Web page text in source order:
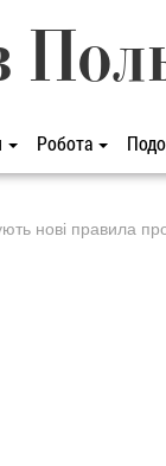
Робота
нові правила